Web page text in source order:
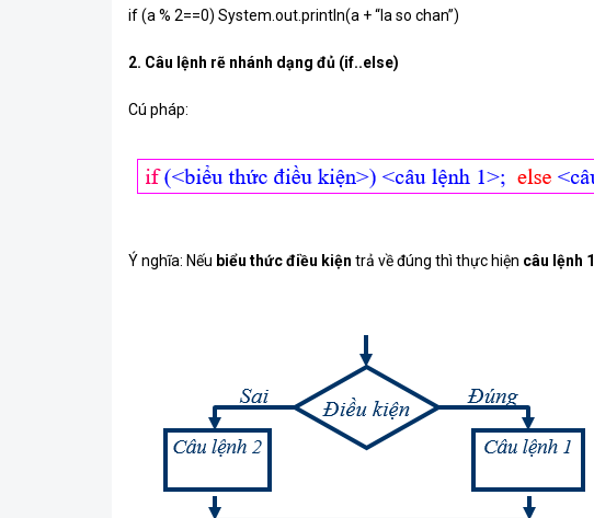
if (a % 2==0) System.out.println(a + “la so chan”)
2. Câu lệnh rẽ nhánh dạng đủ (if..else)
Cú pháp:
Ý nghĩa: Nếu biểu thức điều kiện trả về đúng thì thực hiện câu lệnh 1